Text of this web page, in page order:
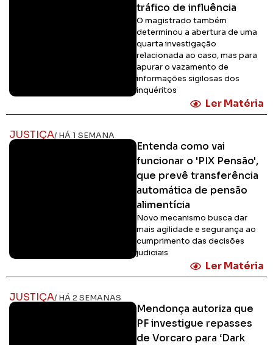
tráfico de influência
O magistrado também
determinou a abertura de uma
quarta investigação
relacionada ao caso, mas para
apurar o vazamento de
informações sigilosas dos
inquéritos
Ler Matéria
JUSTIÇA/ HÁ 1 SEMANA
Entenda como vai
funcionar o 'PIX Pensão',
que prevê transferência
automática de pensão
alimentícia
Novo mecanismo busca dar
mais agilidade e segurança ao
cumprimento das decisões
judiciais
Ler Matéria
JUSTIÇA/ HÁ 2 SEMANAS
Mendonça autoriza que
PF investigue repasses
de Vorcaro para ‘Dark